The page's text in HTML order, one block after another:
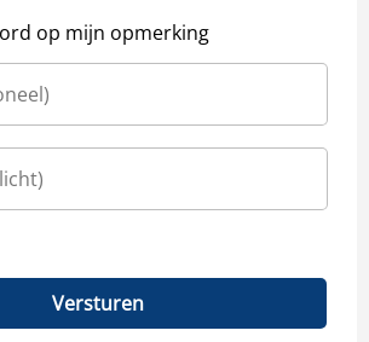
op mijn opmerking
Versturen